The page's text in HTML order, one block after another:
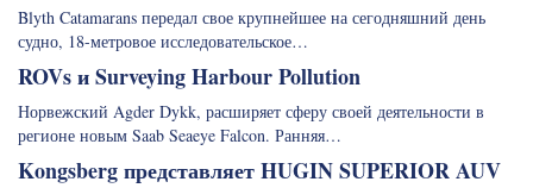
Blyth Catamarans передал свое крупнейшее на сегодняшний день
судно, 18-метровое исследовательское…
ROVs и Surveying Harbour Pollution
Норвежский Agder Dykk, расширяет сферу своей деятельности в
регионе новым Saab Seaeye Falcon. Ранняя…
Kongsberg представляет HUGIN SUPERIOR AUV